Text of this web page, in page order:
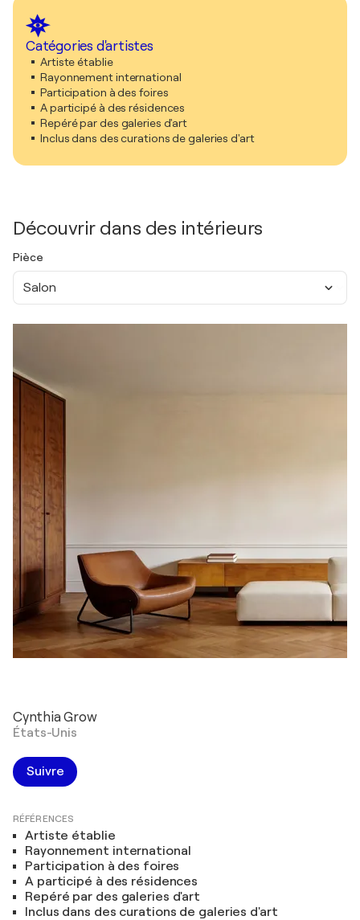
Catégories d'artistes
Artiste établie
Rayonnement international
Participation à des foires
A participé à des résidences
Repéré par des galeries d'art
Inclus dans des curations de galeries d'art
Découvrir dans des intérieurs
Pièce
Salon
Cynthia Grow
États-Unis
Suivre
RÉFÉRENCES
Artiste établie
Rayonnement international
Participation à des foires
A participé à des résidences
Repéré par des galeries d'art
Inclus dans des curations de galeries d'art